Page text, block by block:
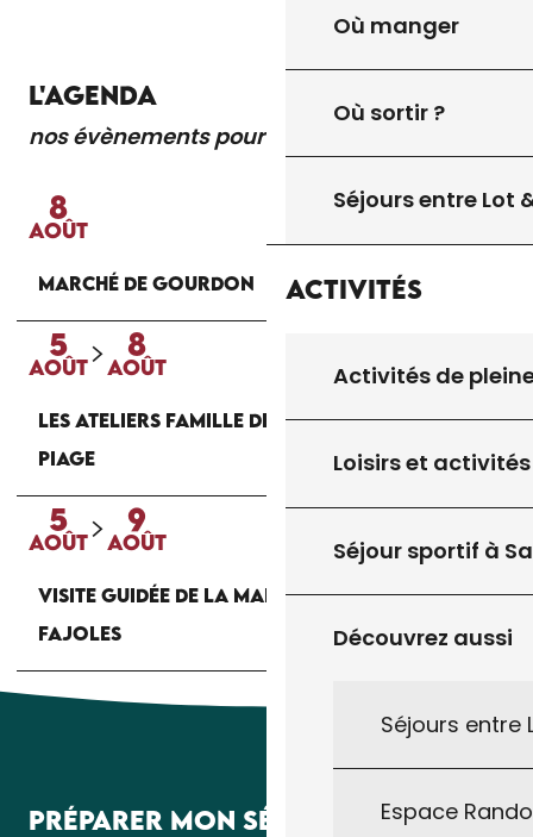
Où manger
Où sortir ?
Séjours entre Lot
Activités
Activités de
Loisirs et activités
Séjour sportif à
Découvrez aussi
Séjours entre
Espace
L'AGENDA
nos évènements pour vous
Lire la suite
8
AOÛT
MARCHÉ DE GOURDON
5
AOÛT
8
AOÛT
LES ATELIERS FAMILLE DE LA MAISON DU
PIAGE
5
AOÛT
9
AOÛT
VISITE GUIDÉE DE LA MAISON DU PIAGE À
FAJOLES
PRÉPARER MON SÉJOUR